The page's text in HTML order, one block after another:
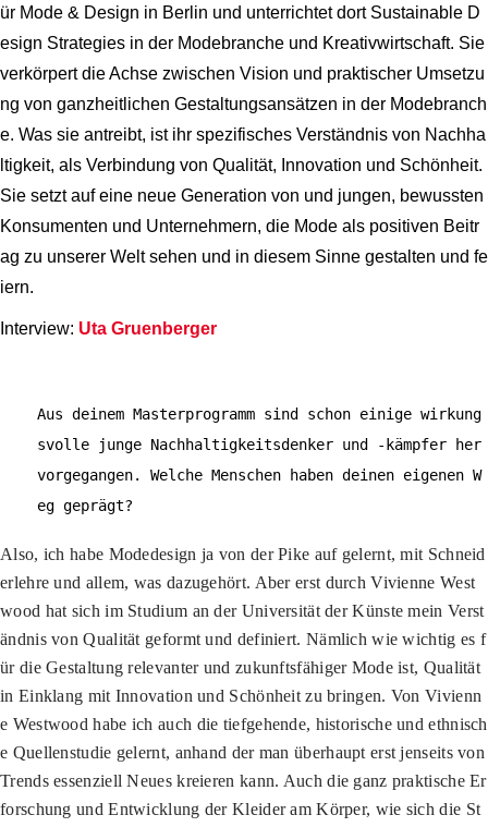
ür Mode & Design in Berlin und unterrichtet dort Sustainable D
esign Strategies in der Modebranche und Kreativwirtschaft. Sie
verkörpert die Achse zwischen Vision und praktischer Umsetzu
ng von ganzheitlichen Gestaltungsansätzen in der Modebranch
e. Was sie antreibt, ist ihr spezifisches Verständnis von Nachha
ltigkeit, als Verbindung von Qualität, Innovation und Schönheit.
Sie setzt auf eine neue Generation von und jungen, bewussten
Konsumenten und Unternehmern, die Mode als positiven Beitr
ag zu unserer Welt sehen und in diesem Sinne gestalten und fe
iern.
Interview: Uta Gruenberger
Aus deinem Masterprogramm sind schon einige wirkung
svolle junge Nachhaltigkeitsdenker und -kämpfer her
vorgegangen. Welche Menschen haben deinen eigenen W
eg geprägt?
Also, ich habe Modedesign ja von der Pike auf gelernt, mit Schneid
erlehre und allem, was dazugehört. Aber erst durch Vivienne West
wood hat sich im Studium an der Universität der Künste mein Verst
ändnis von Qualität geformt und definiert. Nämlich wie wichtig es f
ür die Gestaltung relevanter und zukunftsfähiger Mode ist, Qualität
in Einklang mit Innovation und Schönheit zu bringen. Von Vivienn
e Westwood habe ich auch die tiefgehende, historische und ethnisch
e Quellenstudie gelernt, anhand der man überhaupt erst jenseits von
Trends essenziell Neues kreieren kann. Auch die ganz praktische Er
forschung und Entwicklung der Kleider am Körper, wie sich die St